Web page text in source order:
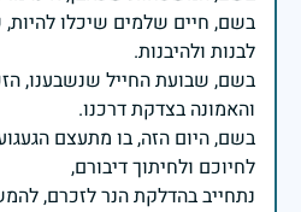
בשם, חיים שלמים שיכלו
בשם, שבועת החייל שנשבענו,
בשם, היום הזה, בו מתעצם
נתחייב בהדלקת הנר לזכרם,